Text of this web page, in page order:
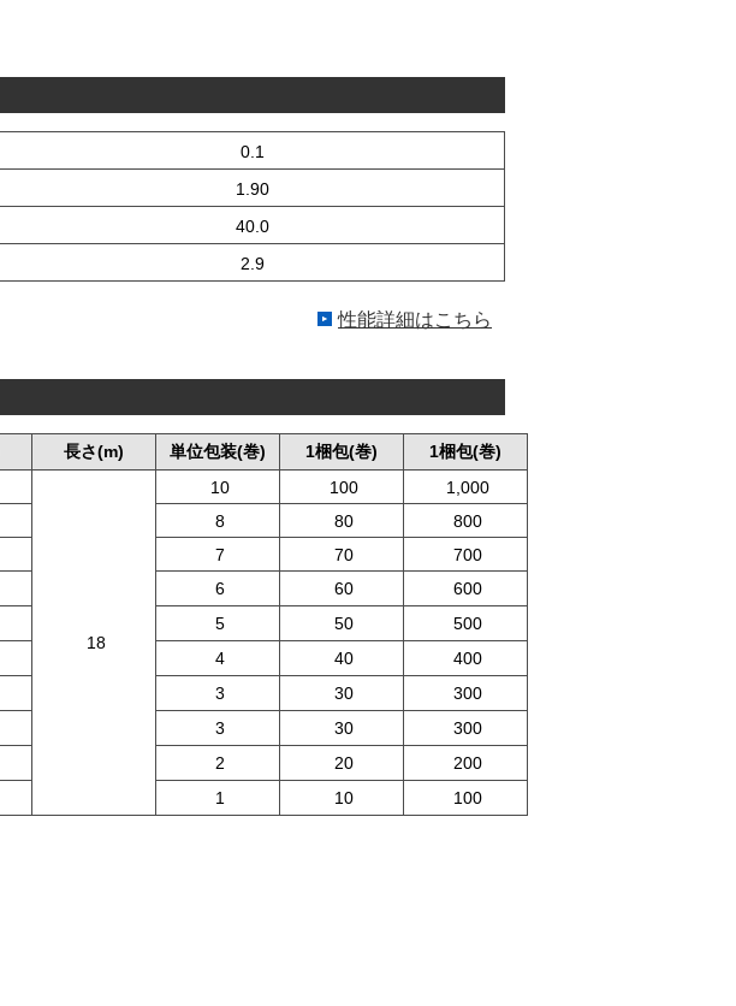
0.1
1.90
40.0
2.9
性能詳細はこちら
長さ(m) 単位包装(巻) 1梱包(巻)
1梱包(巻)
18
10 100
1,000
8 80
800
7 70
700
6 60
600
5 50
500
4 40
400
3 30
300
3 30
300
2 20
200
1 10 100